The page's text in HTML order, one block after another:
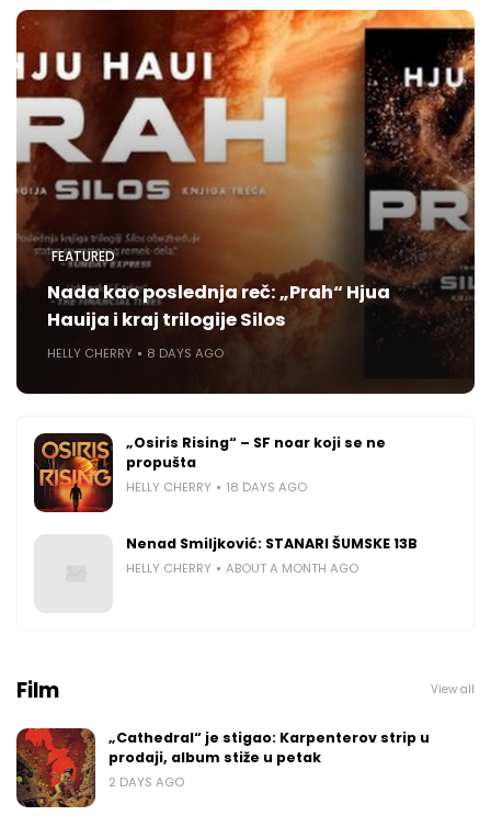
FEATURED
Nada kao poslednja reč: „Prah“ Hjua
Hauija i kraj trilogije Silos
HELLY CHERRY 8 DAYS AGO
„Osiris Rising“ – SF noar koji se ne
propušta
HELLY CHERRY 18 DAYS AGO
Nenad Smiljković: STANARI ŠUMSKE 13B
HELLY CHERRY ABOUT A MONTH AGO
Film View all
„Cathedral“ je stigao: Karpenterov strip u
prodaji, album stiže u petak
2 DAYS AGO